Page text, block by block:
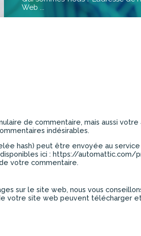
Web ...
de commentaire, mais aussi votre
indésirables.
hash) peut être envoyée au service
ici : https://automattic.com/
votre commentaire.
sur le site web, nous vous
votre site web peuvent télécharger